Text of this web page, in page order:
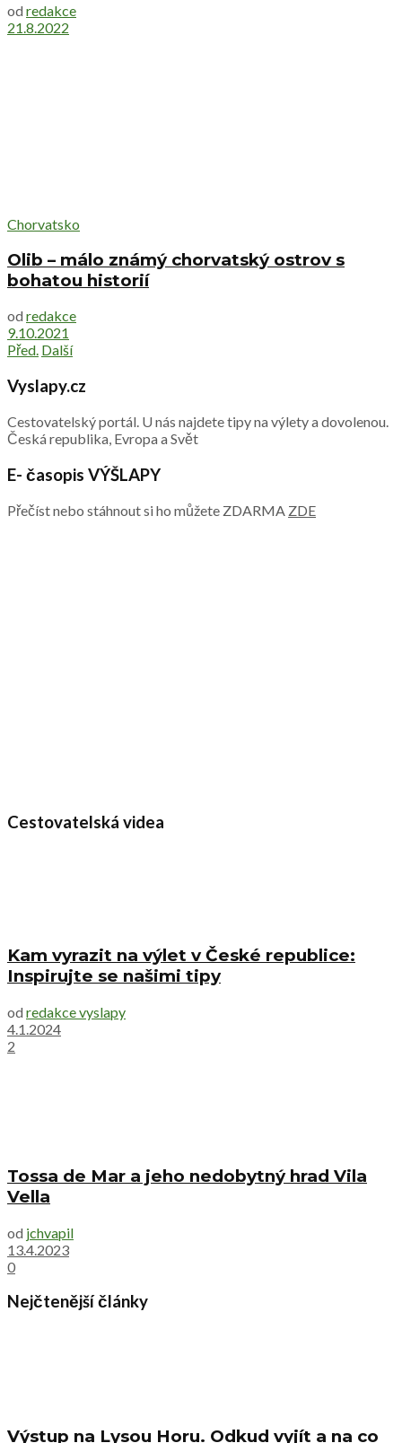
od redakce
21.8.2022
Chorvatsko
Olib – málo známý chorvatský ostrov s
bohatou historií
od redakce
9.10.2021
Před. Další
Vyslapy.cz
Cestovatelský portál. U nás najdete tipy na výlety a dovolenou.
Česká republika, Evropa a Svět
E- časopis VÝŠLAPY
Přečíst nebo stáhnout si ho můžete ZDARMA ZDE
Cestovatelská videa
Kam vyrazit na výlet v České republice:
Inspirujte se našimi tipy
od redakce vyslapy
4.1.2024
2
Tossa de Mar a jeho nedobytný hrad Vila
Vella
od jchvapil
13.4.2023
0
Nejčtenější články
Výstup na Lysou Horu. Odkud vyjít a na co